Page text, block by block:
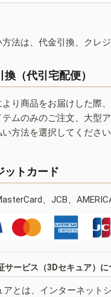
方法は、代金引換、クレ
換（代引宅配便）
り商品をお届けした際
ムのみのご注文、大型
方法を選択してください
ットカード
、JCB、
サービス（3Dセキュア）に
アとは、インターネット